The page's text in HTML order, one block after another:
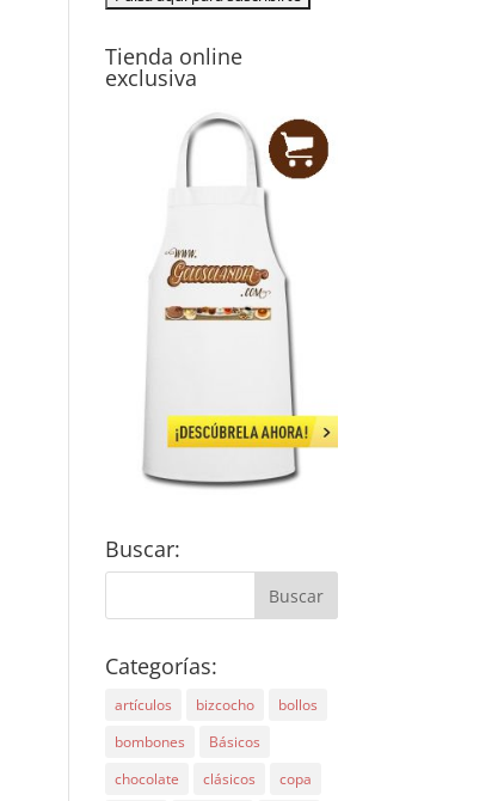
Tienda online
exclusiva
Buscar:
Categorías:
artículos bizcocho
bollos
bombones
Básicos
chocolate
clásicos
copa